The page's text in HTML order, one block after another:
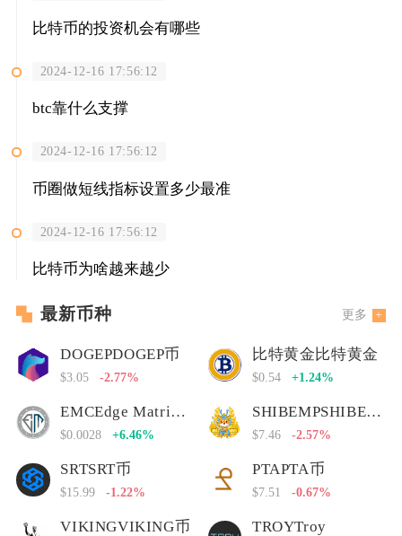
比特币的投资机会有哪些
2024-12-16 17:56:12
btc靠什么支撑
2024-12-16 17:56:12
币圈做短线指标设置多少最准
2024-12-16 17:56:12
比特币为啥越来越少
最新币种 更多
DOGEPDOGEP币
$3.05 -2.77%
比特黄金比特黄金
$0.54 +1.24%
EMCEdge Matrix Chain
$0.0028 +6.46%
SHIBEMPSHIBEMP币
$7.46 -2.57%
SRTSRT币
$15.99 -1.22%
PTAPTA币
$7.51 -0.67%
VIKINGVIKING币 TROYTroy